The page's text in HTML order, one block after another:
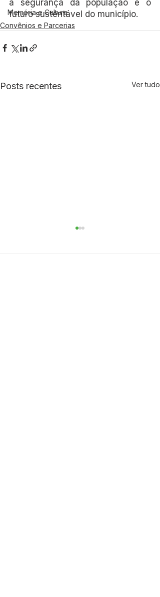
Memória e Cultura
a segurança da população e o
futuro sustentável do município.
Convênios e Parcerias
Posts recentes Ver tudo